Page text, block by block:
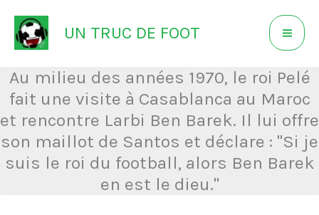
Aller
au
contenu
UN TRUC DE FOOT
Au milieu des années 1970, le roi Pelé
fait une visite à Casablanca au Maroc
et rencontre Larbi Ben Barek. Il lui offre
son maillot de Santos et déclare : "Si je
suis le roi du football, alors Ben Barek
en est le dieu."